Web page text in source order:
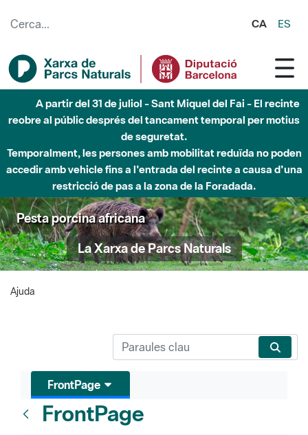
CA ES
A partir del 31 de juliol - Sant Miquel del Fai - El recinte
reobre al públic després del tancament temporal per motius
de seguretat.
Temporalment, les persones amb mobilitat reduïda no poden
accedir amb vehicle fins a l'entrada del recinte a causa d'una
restricció de pas a la zona de la Foradada.
Pesta porcina africana
La Xarxa de Parcs Naturals
Ajuda
FrontPage
FrontPage